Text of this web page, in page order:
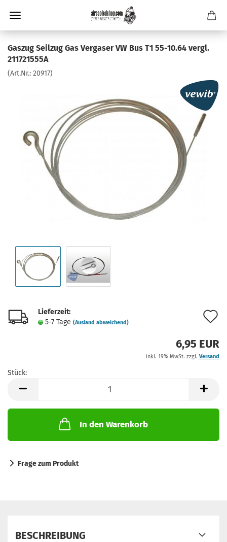
Gaszug Seilzug Gas Vergaser VW Bus T1 55-10.64 vergl.
211721555A
(Art.Nr.: 20917)
Lieferzeit:
5-7 Tage (Ausland abweichend)
6,95 EUR
inkl. 19% MwSt. zzgl. Versand
Stück:
In den Warenkorb
Frage zum Produkt
BESCHREIBUNG